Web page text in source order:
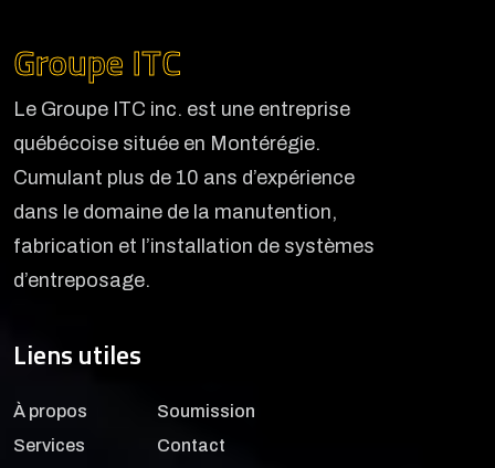
Groupe ITC
Le Groupe ITC inc. est une entreprise
québécoise située en Montérégie.
Cumulant plus de 10 ans d’expérience
dans le domaine de la manutention,
fabrication et l’installation de systèmes
d’entreposage.
Liens utiles
À propos
Services
Soumission
Contact